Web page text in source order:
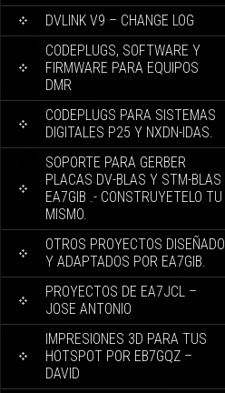
DVLINK V9 – CHANGE LOG
CODEPLUGS, SOFTWARE Y
FIRMWARE PARA EQUIPOS
DMR
CODEPLUGS PARA SISTEMAS
DIGITALES P25 Y NXDN-IDAS.
SOPORTE PARA GERBER
PLACAS DV-BLAS Y STM-BLAS
EA7GIB .- CONSTRUYETELO TU
MISMO.
OTROS PROYECTOS DISEÑADO
Y ADAPTADOS POR EA7GIB.
PROYECTOS DE EA7JCL –
JOSE ANTONIO
IMPRESIONES 3D PARA TUS
HOTSPOT POR EB7GQZ –
DAVID